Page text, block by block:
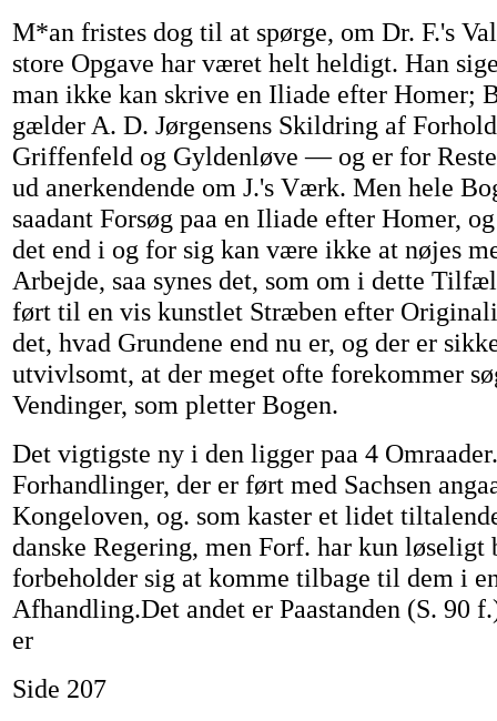
M*an fristes dog til at spørge, om Dr. F.'s
store Opgave har været helt heldigt. Han
man ikke kan skrive en Iliade efter Homer;
gælder A. D. Jørgensens Skildring af
Griffenfeld og Gyldenløve — og er for
ud anerkendende om J.'s Værk. Men hele
saadant Forsøg paa en Iliade efter Homer,
det end i og for sig kan være ikke at nøjes
Arbejde, saa synes det, som om i dette
ført til en vis kunstlet Stræben efter
det, hvad Grundene end nu er, og der er
utvivlsomt, at der meget ofte forekommer
Vendinger, som pletter Bogen.
Det vigtigste ny i den ligger paa 4
Forhandlinger, der er ført med Sachsen
Kongeloven, og. som kaster et lidet
danske Regering, men Forf. har kun løseligt
forbeholder sig at komme tilbage til dem i
Afhandling.Det andet er Paastanden (S. 90
er
Side 207